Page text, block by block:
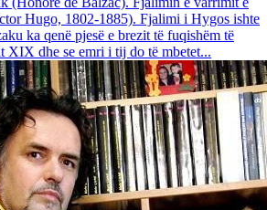
Hugo, 1802-1885). Fjalimi i Hygos ishte
ka qenë pjesë e brezit të fuqishëm të
XIX dhe se emri i tij do të mbetet...